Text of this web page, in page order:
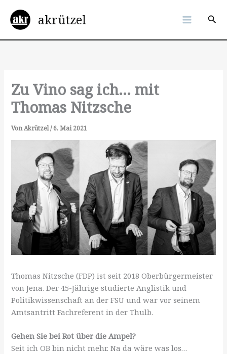
Inhalt
springen
akrützel
Zu Vino sag ich… mit
Thomas Nitzsche
VonAkrützel/6. Mai 2021
Thomas Nitzsche (FDP) ist seit 2018 Oberbürgermeister
von Jena. Der 45-Jährige studierte Anglistik und
Politikwissenschaft an der FSU und war vor seinem
Amtsantritt Fachreferent in der Thulb.
Gehen Sie bei Rot über die Ampel?
Seit ich OB bin nicht mehr. Na da wäre was los…